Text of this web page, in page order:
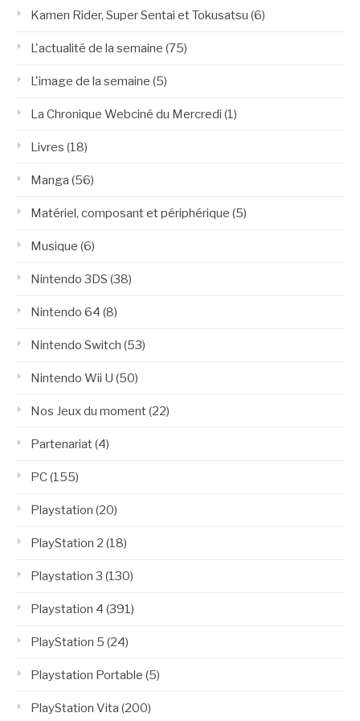
Kamen Rider, Super Sentai et Tokusatsu (6)
L'actualité de la semaine (75)
L'image de la semaine (5)
La Chronique Webciné du Mercredi (1)
Livres (18)
Manga (56)
Matériel, composant et périphérique (5)
Musique (6)
Nintendo 3DS (38)
Nintendo 64 (8)
Nintendo Switch (53)
Nintendo Wii U (50)
Nos Jeux du moment(22)
Partenariat(4)
PC(155)
Playstation (20)
PlayStation 2 (18)
Playstation 3 (130)
Playstation 4 (391)
PlayStation 5 (24)
Playstation Portable (5)
PlayStation Vita (200)